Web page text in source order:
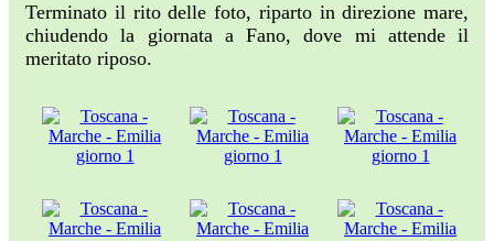
Terminato il rito delle foto, riparto in direzione mare,
chiudendo la giornata a Fano, dove mi attende il
meritato riposo.